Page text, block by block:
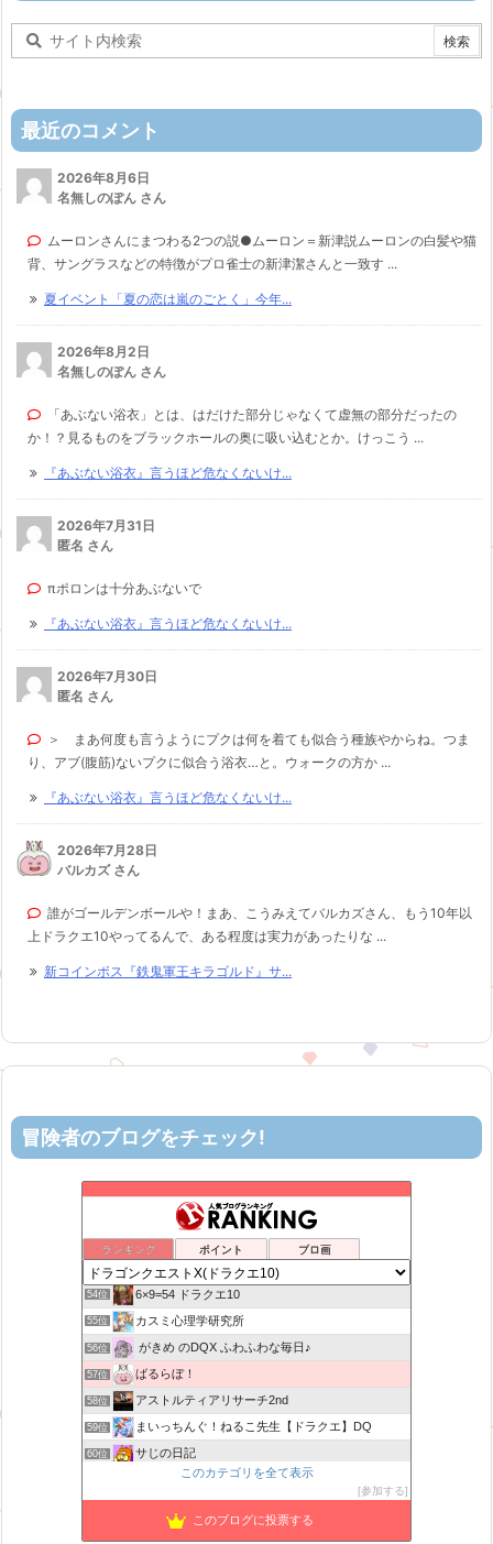
最近のコメント
2026年8月6日
名無しのぽん さん
ムーロンさんにまつわる2つの説●ムーロン＝新津説ムーロンの白髪や猫
背、サングラスなどの特徴がプロ雀士の新津潔さんと一致す ...
夏イベント「夏の恋は嵐のごとく」今年...
2026年8月2日
名無しのぽん さん
「あぶない浴衣」とは、はだけた部分じゃなくて虚無の部分だったの
か！？見るものをブラックホールの奥に吸い込むとか。けっこう ...
『あぶない浴衣』言うほど危なくないけ...
2026年7月31日
匿名 さん
πポロンは十分あぶないで
『あぶない浴衣』言うほど危なくないけ...
2026年7月30日
匿名 さん
＞ まあ何度も言うようにプクは何を着ても似合う種族やからね。つま
り、アブ(腹筋)ないプクに似合う浴衣…と。ウォークの方か ...
『あぶない浴衣』言うほど危なくないけ...
2026年7月28日
バルカズ さん
誰がゴールデンボールや！まあ、こうみえてバルカズさん、もう10年以
上ドラクエ10やってるんで、ある程度は実力があったりな ...
新コインボス『鉄鬼軍王キラゴルド』サ...
冒険者のブログをチェック!
ランキング ポイント ブロ画
リホレイショ・ゲームブログ
52位 机上の空論-DQ10エアプ日記
53位 ヨモゲーム ドラクエ10攻略ブログ
54位 6×9=54 ドラクエ10
55位 カスミ心理学研究所
56位 がきめ のDQX ふわふわな毎日♪
57位 ばるらぼ！
58位 アストルティアリサーチ2nd
59位 まいっちんぐ！ねるこ先生【ドラクエ】DQ
60位 サじの日記
ドラクエ 金策の寄り道
マリスのドラクエはご無沙汰です！
このカテゴリを全て表示
参加する
このブログに投票する